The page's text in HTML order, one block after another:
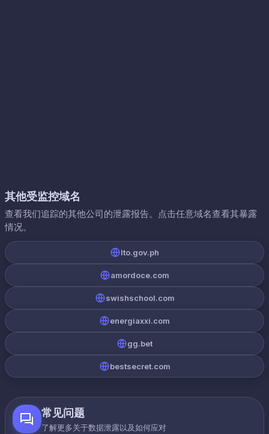
其他受监控域名
查看我们追踪的其他公司的泄露报告。点击任意域名查看其暴露
情况。
lto.gov.ph
amordoce.com
swishschool.com
energiaxxi.com
gg.bet
bestsecret.com
常见问题
了解更多关于数据泄露以及如何应对